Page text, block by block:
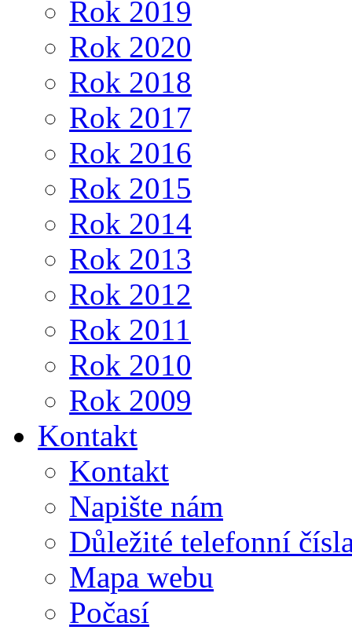
Rok 2019
Rok 2020
Rok 2018
Rok 2017
Rok 2016
Rok 2015
Rok 2014
Rok 2013
Rok 2012
Rok 2011
Rok 2010
Rok 2009
Kontakt
Kontakt
Napište nám
Důležité telefonní
Mapa webu
Počasí